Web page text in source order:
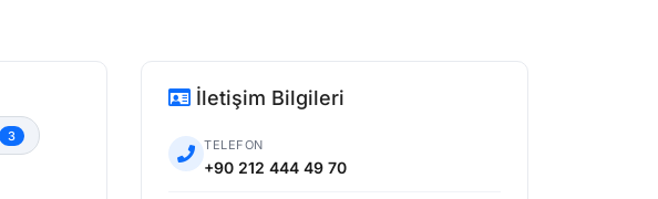
3
İletişim Bilgileri
TELEFON
+90 212 444 49 70